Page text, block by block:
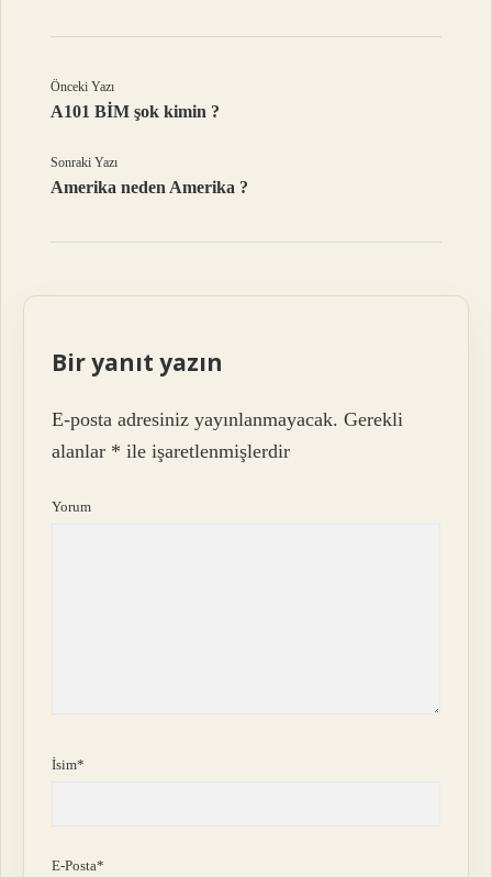
Önceki Yazı
A101 BİM şok kimin ?
Sonraki Yazı
Amerika neden Amerika ?
Bir yanıt yazın
E-posta adresiniz yayınlanmayacak. Gerekli
alanlar * ile işaretlenmişlerdir
Yorum
İsim*
E-Posta*